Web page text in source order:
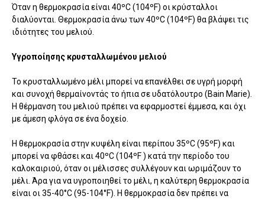
Όταν η θερμοκρασία είναι 40ºC (104ºF) οι κρύσταλλοι
διαλύονται. Θερμοκρασία άνω των 40ºC (104ºF) θα βλάψει τις
ιδιότητες του μελιού.
Υγροποίησης κρυσταλλωμένου μελιού
Το κρυσταλλωμένο μέλι μπορεί να επανέλθει σε υγρή μορφή
και συνοχή θερμαίνοντάς το ήπια σε υδατόλουτρο (Bain Marie).
Η θέρμανση του μελιού πρέπει να εφαρμοστεί έμμεσα, και όχι
με άμεση φλόγα σε ένα δοχείο.
Η θερμοκρασία στην κυψέλη είναι περίπου 35ºC (95ºF) και
μπορεί να φθάσει και 40ºC (104ºF ) κατά την περίοδο του
καλοκαιριού, όταν οι μέλισσες συλλέγουν και ωριμάζουν το
μέλι. Άρα για να υγροποιηθεί το μέλι, η καλύτερη θερμοκρασία
είναι οι 35-40°C (95-104°F). Η θερμοκρασία δεν πρέπει να